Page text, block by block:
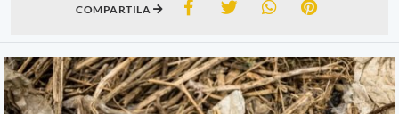
COMPARTILA